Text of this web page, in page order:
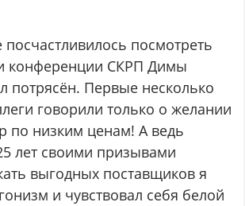
посмотреть
конференции СКРП Димы
потрясён. Первые несколько
говорили только о желании
по низким ценам! А ведь
лет своими призывами
выгодных поставщиков я
и чувствовал себя белой